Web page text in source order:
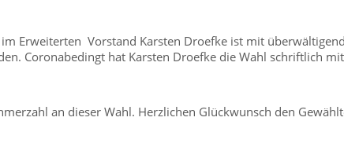
Erweiterten Vorstand Karsten Droefke ist mit
Coronabedingt hat Karsten Droefke die Wahl schriftlich
an dieser Wahl. Herzlichen Glückwunsch den